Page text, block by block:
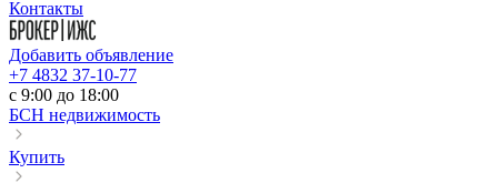
Контакты
Добавить объявление
+7 4832 37-10-77
c 9:00 до 18:00
БСН недвижимость
Купить